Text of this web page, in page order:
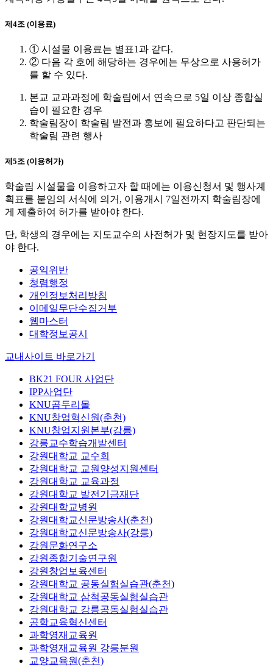
제4조 (이용료)
① 시설물 이용료는 별표1과 같다.
② 다음 각 호에 해당하는 경우에는 무상으로 사용허가
를 할 수 있다.
본교 교과과정에 학술림에서 연속으로 5일 이상 종합실
습이 필요한 경우
학술림장이 학술림 발전과 홍보에 필요하다고 판단되는
학술림 관련 행사
제5조 (이용허가)
학술림 시설물을 이용하고자 할 때에는 이용신청서 및 행사계
획표를 붙임의 서식에 의거, 이용개시 7일전까지 학술림장에
게 제출하여 허가를 받아야 한다.
단, 학생의 경우에는 지도교수의 사전허가 및 현장지도를 받아
야 한다.
공익위반
청렴행정
개인정보처리방침
이메일무단수집거부
웹마스터
대학정보공시
교내사이트 바로가기
BK21 FOUR 사업단
IPP사업단
KNU곰두리몰
KNU창업혁신원(춘천)
KNU창업지원본부(강릉)
강릉교수학습개발센터
강원대학교 교수회
강원대학교 교원양성지원센터
강원대학교 교육과정
강원대학교 발전기금재단
강원대학교병원
강원대학교신문방송사(춘천)
강원대학교신문방송사(강릉)
강원문화연구소
강원종합기술연구원
강원창업보육센터
강원대학교 공동실험실습관(춘천)
강원대학교 삼척공동실험실습관
강원대학교 강릉공동실험실습관
공학교육혁신센터
과학영재교육원
과학영재교육원 강릉분원
교양교육원(춘천)